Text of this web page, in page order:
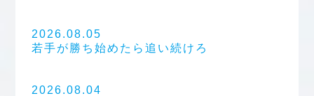
2026.08.05
若手が勝ち始めたら追い続けろ
2026.08.04